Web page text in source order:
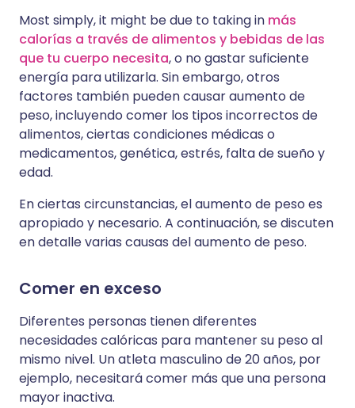
Most simply, it might be due to taking in más
calorías a través de alimentos y bebidas de las
que tu cuerpo necesita, o no gastar suficiente
energía para utilizarla. Sin embargo, otros
factores también pueden causar aumento de
peso, incluyendo comer los tipos incorrectos de
alimentos, ciertas condiciones médicas o
medicamentos, genética, estrés, falta de sueño y
edad.
En ciertas circunstancias, el aumento de peso es
apropiado y necesario. A continuación, se discuten
en detalle varias causas del aumento de peso.
Comer en exceso
Diferentes personas tienen diferentes
necesidades calóricas para mantener su peso al
mismo nivel. Un atleta masculino de 20 años, por
ejemplo, necesitará comer más que una persona
mayor inactiva.